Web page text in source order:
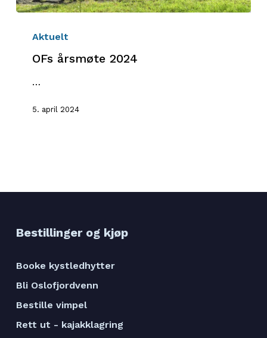
årsmøte
Aktuelt
OFs årsmøte 2024
…
5. april 2024
Bestillinger og kjøp
Booke kystledhytter
Bli Oslofjordvenn
Bestille vimpel
Rett ut - kajakklagring